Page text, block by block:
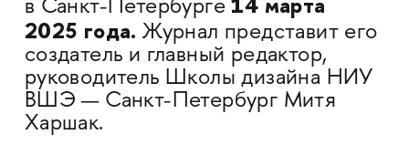
в Санкт-Петербурге
2025 года. Журнал представит его
создатель и главный редактор,
руководитель Школы дизайна НИУ
ВШЭ — Санкт-Петербург Митя
Харшак.